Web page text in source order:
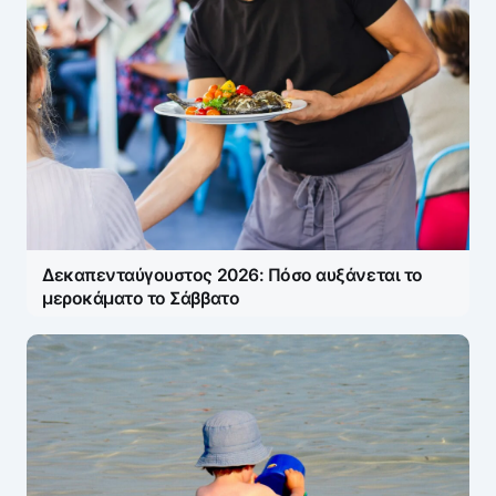
Δεκαπενταύγουστος 2026: Πόσο αυξάνεται το
μεροκάματο το Σάββατο